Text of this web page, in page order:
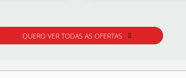
QUERO VER TODAS AS OFERTAS